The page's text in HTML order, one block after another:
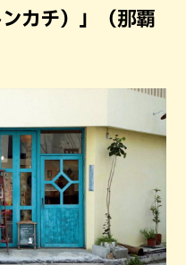
カチ）」（那覇